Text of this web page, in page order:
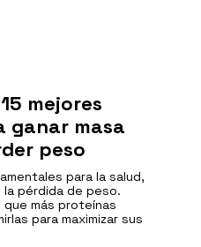
mejores
ganar masa
peso
para la salud,
la pérdida de peso.
más proteínas
para maximizar sus